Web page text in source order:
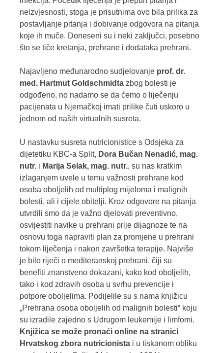
neizvjesnosti, stoga je prisutnima ovo bila prilika za
postavljanje pitanja i dobivanje odgovora na pitanja
koje ih muče. Doneseni su i neki zaključci, posebno
što se tiče kretanja, prehrane i dodataka prehrani.
Najavljeno međunarodno sudjelovanje prof. dr.
med. Hartmut Goldschmidta zbog bolesti je
odgođeno, no nadamo se da ćemo o liječenju
pacijenata u Njemačkoj imati prilike čuti uskoro u
jednom od naših virtualnih susreta.
U nastavku susreta nutricionistice s Odsjeka za
dijetetiku KBC-a Split, Dora Bučan Nenadić, mag.
nutr. i Marija Selak, mag. nutr., su nas kratkim
izlaganjem uvele u temu važnosti prehrane kod
osoba oboljelih od multiplog mijeloma i malignih
bolesti, ali i cijele obitelji. Kroz odgovore na pitanja
utvrdili smo da je važno djelovati preventivno,
osvijestiti navike u prehrani prije dijagnoze te na
osnovu toga napraviti plan za promjene u prehrani
tokom liječenja i nakon završetka terapije. Najviše
je bilo riječi o mediteranskoj prehrani, čiji su
benefiti znanstveno dokazani, kako kod oboljelih,
tako i kod zdravih osoba u svrhu prevencije i
potpore oboljelima. Podijelile su s nama knjižicu
„Prehrana osoba oboljelih od malignih bolesti“ koju
su izradile zajedno s Udrugom leukemije i limfomi.
Knjižica se može pronaći online na stranici
Hrvatskog zbora nutricionista i u tiskanom obliku